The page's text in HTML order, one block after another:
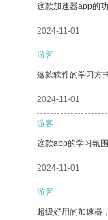
这款加速器app的
2024-11-01
游客
这款软件的学习方
2024-11-01
游客
这款app的学习氛
2024-11-01
游客
超级好用的加速器